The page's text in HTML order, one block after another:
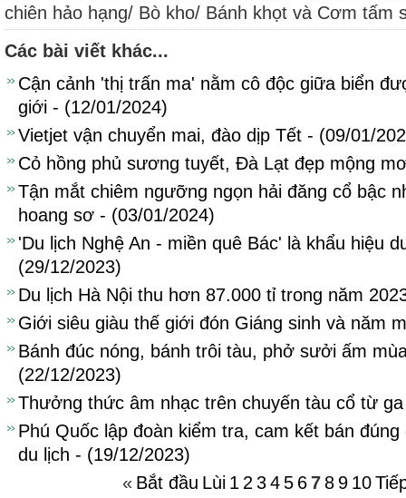
chiên hảo hạng/ Bò kho/ Bánh khọt và Cơm tấm
Các bài viết khác...
Cận cảnh 'thị trấn ma' nằm cô độc giữa biển
giới - (12/01/2024)
Vietjet vận chuyển mai, đào dịp Tết - (09/01/
Cỏ hồng phủ sương tuyết, Đà Lạt đẹp mộng
Tận mắt chiêm ngưỡng ngọn hải đăng cổ bậc
hoang sơ - (03/01/2024)
'Du lịch Nghệ An - miền quê Bác' là khẩu hiệu
(29/12/2023)
Du lịch Hà Nội thu hơn 87.000 tỉ trong năm
Giới siêu giàu thế giới đón Giáng sinh và năm
Bánh đúc nóng, bánh trôi tàu, phở sưởi ấm
(22/12/2023)
Thưởng thức âm nhạc trên chuyến tàu cổ từ
Phú Quốc lập đoàn kiểm tra, cam kết bán
du lịch - (19/12/2023)
« Bắt đầu Lùi 1 2 34 5 67 8 9 10